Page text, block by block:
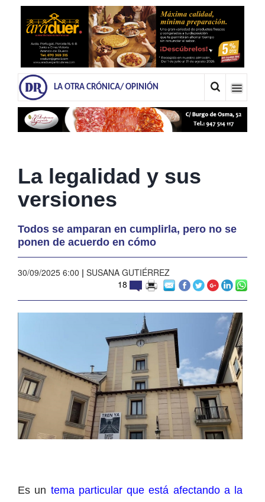
LA OTRA CRÓNICA/ OPINIÓN
La legalidad y sus
versiones
Todos se amparan en cumplirla, pero no se
ponen de acuerdo en cómo
30/09/2025 6:00 | SUSANA GUTIÉRREZ
18
Es un tema particular que está afectando a la